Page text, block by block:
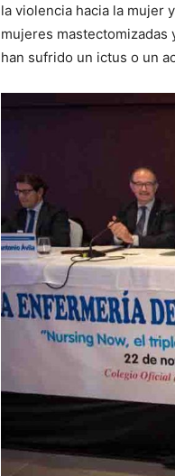
la violencia hacia la mujer
mujeres mastectomizadas
han sufrido un ictus o un